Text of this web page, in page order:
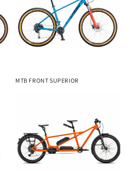
MTB FRONT SUPERIOR